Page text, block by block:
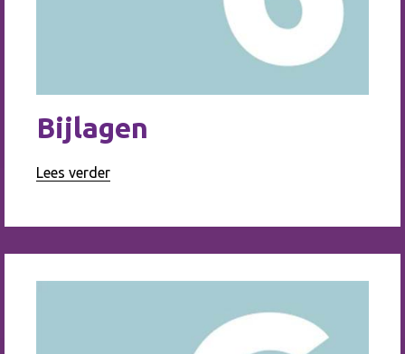
Bijlagen
Lees verder